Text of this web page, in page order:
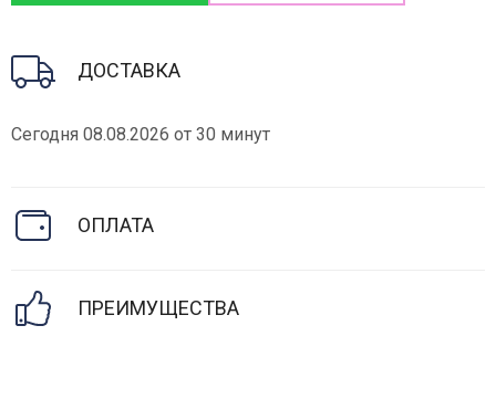
ДОСТАВКА
Сегодня 08.08.2026 от 30 минут
ОПЛАТА
ПРЕИМУЩЕСТВА